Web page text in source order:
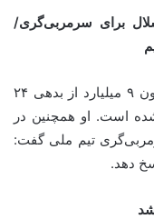
برای سرمربی‌گری/
رییس فدراسیون وزنه‌برداری گفت که تاکنون ۹ میلیارد از بدهی ۲۴
است. او همچنین در
تیم ملی گفت:
دهد.